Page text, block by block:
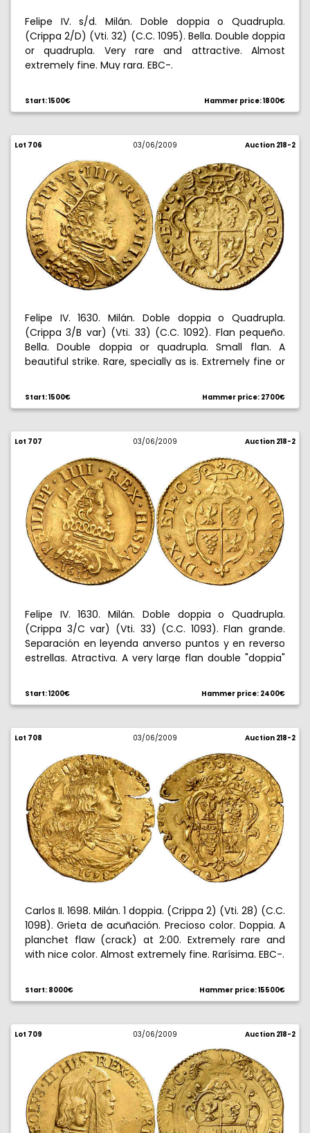
Felipe IV. s/d. Milán. Doble doppia o Quadrupla.
(Crippa 2/D) (Vti. 32) (C.C. 1095). Bella. Double doppia
or quadrupla. Very rare and attractive. Almost
extremely fine. Muy rara. EBC-.
Start: 1500€ Hammer price: 1800€
Lot 706 03/06/2009 Auction 218-2
Felipe IV. 1630. Milán. Doble doppia o Quadrupla.
(Crippa 3/B var) (Vti. 33) (C.C. 1092). Flan pequeño.
Bella. Double doppia or quadrupla. Small flan. A
beautiful strike. Rare, specially as is. Extremely fine or
Start: 1500€ Hammer price: 2700€
Lot 707 03/06/2009 Auction 218-2
Felipe IV. 1630. Milán. Doble doppia o Quadrupla.
(Crippa 3/C var) (Vti. 33) (C.C. 1093). Flan grande.
Separación en leyenda anverso puntos y en reverso
estrellas. Atractiva. A very large flan double "doppia"
the reverse legend by stars. Very rare and almost
extremely fine. Muy rara. EBC-.
Start: 1200€ Hammer price: 2400€
Lot 708 03/06/2009 Auction 218-2
Carlos II. 1698. Milán. 1 doppia. (Crippa 2) (Vti. 28) (C.C.
1098). Grieta de acuñación. Precioso color. Doppia. A
planchet flaw (crack) at 2:00. Extremely rare and
with nice color. Almost extremely fine. Rarísima. EBC-.
Start: 8000€ Hammer price: 15500€
Lot 709 03/06/2009 Auction 218-2